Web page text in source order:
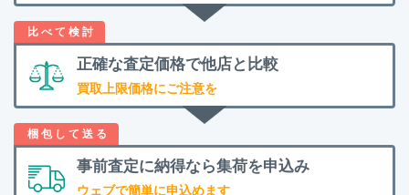
正確な査定価格で他店と比較
買取上限価格にご注意を
事前査定に納得なら集荷を申込み
ウェブで簡単に申込めます